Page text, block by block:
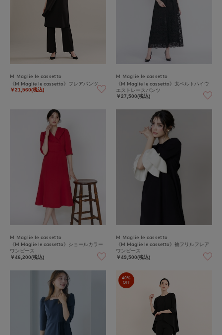
M Maglie le cassetto
《M Maglie le cassetto》フレアパンツ
￥21,560(税込)
M Maglie le cassetto
《M Maglie le cassetto》太ベルトハイウ
エストレースパンツ
￥27,500(税込)
M Maglie le cassetto
《M Maglie le cassetto》ショールカラー
ワンピース
￥46,200(税込)
M Maglie le cassetto
《M Maglie le cassetto》袖フリルフレア
ワンピース
￥49,500(税込)
40%
OFF